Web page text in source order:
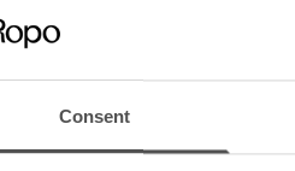
Consent